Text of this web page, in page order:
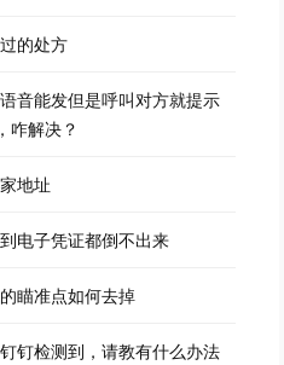
的处方
音能发但是呼叫对方就提示
咋解决？
地址
电子凭证都倒不出来
瞄准点如何去掉
钉检测到，请教有什么办法